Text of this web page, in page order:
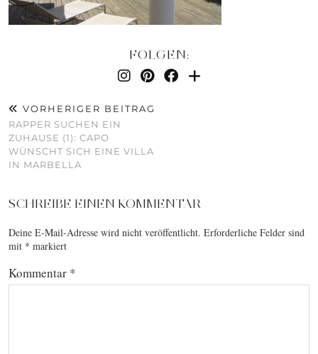
FOLGEN:
VORHERIGER BEITRAG
RAPPER SUCHEN EIN
ZUHAUSE (1): CAPO
WÜNSCHT SICH EINE VILLA
IN MARBELLA
SCHREIBE EINEN KOMMENTAR
Deine E-Mail-Adresse wird nicht veröffentlicht. Erforderliche Felder sind
mit * markiert
Kommentar *